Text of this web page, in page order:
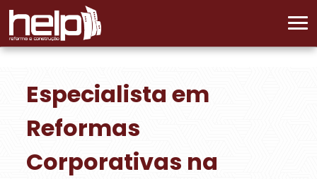
Especialista em
Reformas
Corporativas na